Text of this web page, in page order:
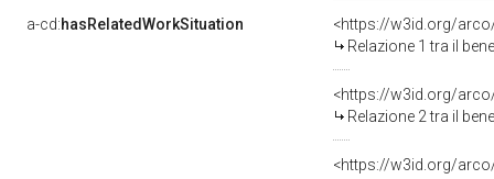
a-cd:hasRelatedWorkSituation
<https://w3id.org/
Relazione 1 tra il
<https://w3id.org/
Relazione 2 tra il
<https://w3id.org/